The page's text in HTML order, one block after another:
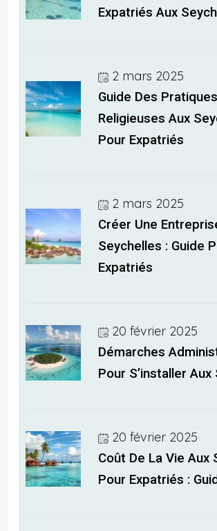
Expatriés Aux
2 mars 2025
Guide Des Pratiques
Religieuses Aux
Pour Expatriés
2 mars 2025
Créer Une
Seychelles : Guide
Expatriés
20 février 2025
Démarches
Pour S’installer
20 février 2025
Coût De La Vie Aux
Pour Expatriés :